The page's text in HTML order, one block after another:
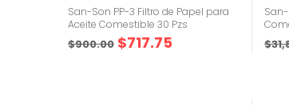
San-Son PP-3 Filtro de Papel para
Aceite Comestible 30 Pzs
$900.00 $717.75
San-
$